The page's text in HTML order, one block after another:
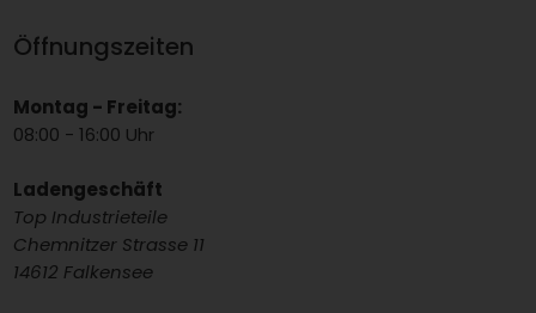
Öffnungszeiten
Montag - Freitag:
08:00 - 16:00 Uhr
Ladengeschäft
Top Industrieteile
Chemnitzer Strasse 11
14612 Falkensee